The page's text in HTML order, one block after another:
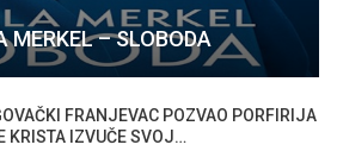
MERKEL – SLOBODA
FRANJEVAC POZVAO PORFIRIJA
KRISTA IZVUČE SVOJ…